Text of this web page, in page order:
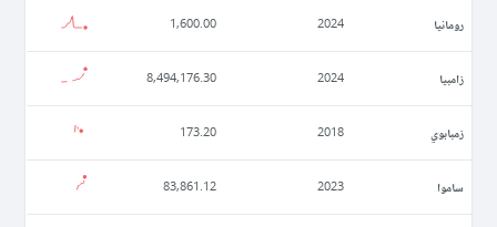
رومانيا 2024
1,600.00
زامبيا 2024
8,494,176.30
زمبابوي 2018
173.20
ساموا 2023
83,861.12